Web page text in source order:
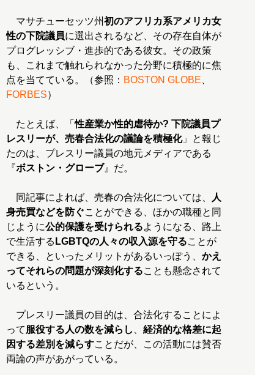
マサチューセッツ州初のアフリカ系アメリカ女
性の下院議員に選出されるなど、その存在自体が
プログレッシブ・進歩的である彼女。その政策
も、これまで触れられなかった分野に積極的に焦
点を当てている。（参照： BOSTON GLOBE
FORBES）
たとえば、「性産業か性的虐待か? 下院議員プ
レスリーが、売春合法化の議論を積極化」と報じ
たのは、プレスリー議員の地元メディアである
『ボストン・グローブ』だ。
同記事によれば、売春の合法化については、
人
身売買などを防ぐことができる、ほかの職種と同
じように公的保護を受けられるようになる、路上
で生活する LGBTQの人々の収入源を守ることが
できる、といったメリットがあるいっぽう、 かえ
ってそれらの問題が深刻化することも懸念されて
いるという。
プレスリー議員の目的は、合法化することによ
って服役する人の数を減らし
経済的な格差に起
因する差別を減らすことだが、この活動には賛否
両論の声があがっている。